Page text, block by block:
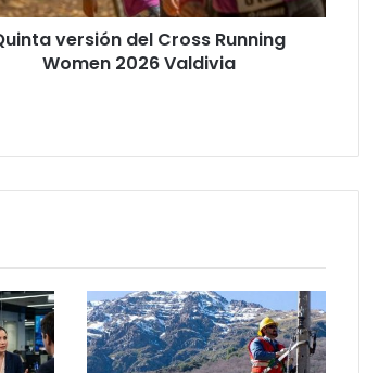
versión del Cross Running
Women 2026 Valdivia